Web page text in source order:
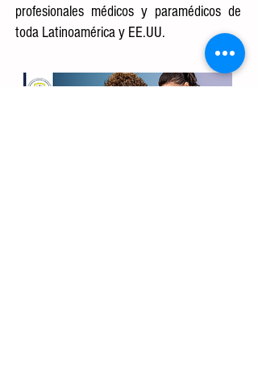
profesionales médicos y paramédicos de
toda Latinoamérica y EE.UU.